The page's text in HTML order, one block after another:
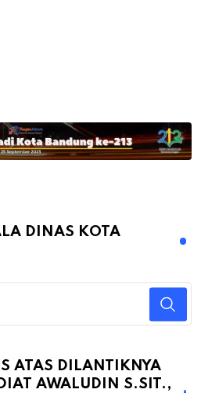
DINAS KOTA
ATAS DILANTIKNYA
AWALUDIN S.SIT.,